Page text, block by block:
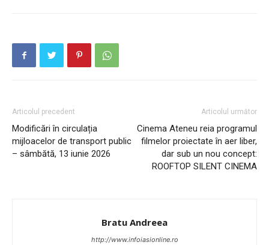
Articolul precedent
Modificări în circulația
mijloacelor de transport public
– sâmbătă, 13 iunie 2026
Articolul următor
Cinema Ateneu reia programul
filmelor proiectate în aer liber,
dar sub un nou concept:
ROOFTOP SILENT CINEMA
Bratu Andreea
http://www.infoiasionline.ro